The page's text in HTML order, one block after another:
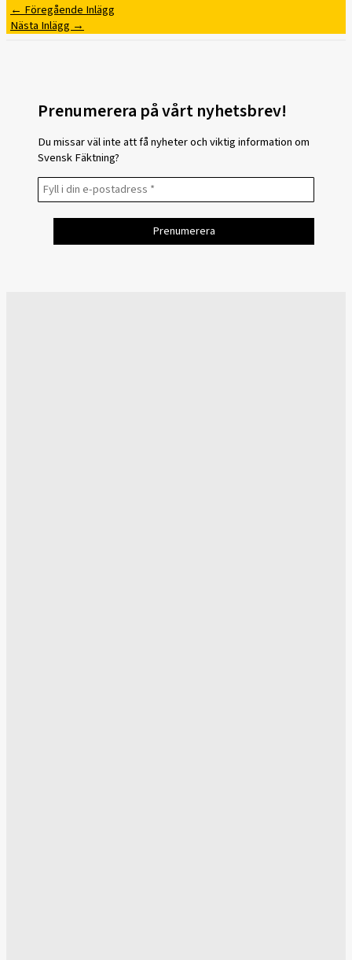
← Föregående Inlägg
Nästa Inlägg →
Prenumerera på vårt nyhetsbrev!
Du missar väl inte att få nyheter och viktig information om
Svensk Fäktning?